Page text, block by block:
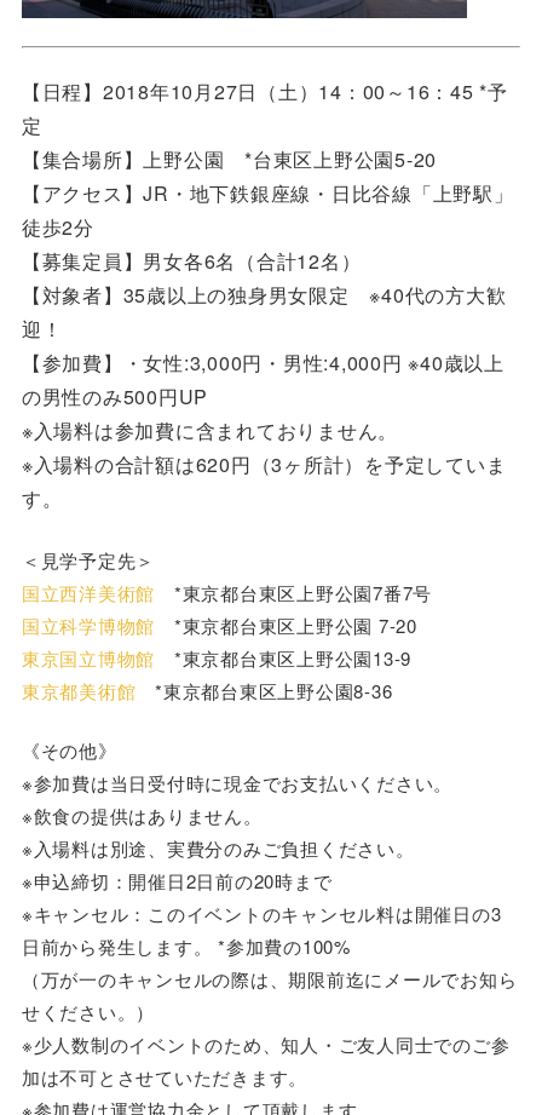
【日程】2018年10月27日（土）14：00～16：45 *予
定
【集合場所】上野公園 *台東区上野公園5-20
【アクセス】JR・地下鉄銀座線・日比谷線「上野駅」
徒歩2分
【募集定員】男女各6名（合計12名）
【対象者】35歳以上の独身男女限定 ※40代の方大歓
迎！
【参加費】・女性:3,000円・男性:4,000円 ※40歳以上
の男性のみ500円UP
※入場料は参加費に含まれておりません。
※入場料の合計額は620円（3ヶ所計）を予定していま
す。
＜見学予定先＞
国立西洋美術館 *東京都台東区上野公園7番7号
国立科学博物館 *東京都台東区上野公園 7-20
東京国立博物館 *東京都台東区上野公園13-9
東京都美術館 *東京都台東区上野公園8-36
《その他》
※参加費は当日受付時に現金でお支払いください。
※飲食の提供はありません。
※入場料は別途、実費分のみご負担ください。
※申込締切：開催日2日前の20時まで
※キャンセル：このイベントのキャンセル料は開催日の3
日前から発生します。 *参加費の100%
（万が一のキャンセルの際は、期限前迄にメールでお知ら
せください。）
※少人数制のイベントのため、知人・ご友人同士でのご参
加は不可とさせていただきます。
※参加費は運営協力金として頂戴します。